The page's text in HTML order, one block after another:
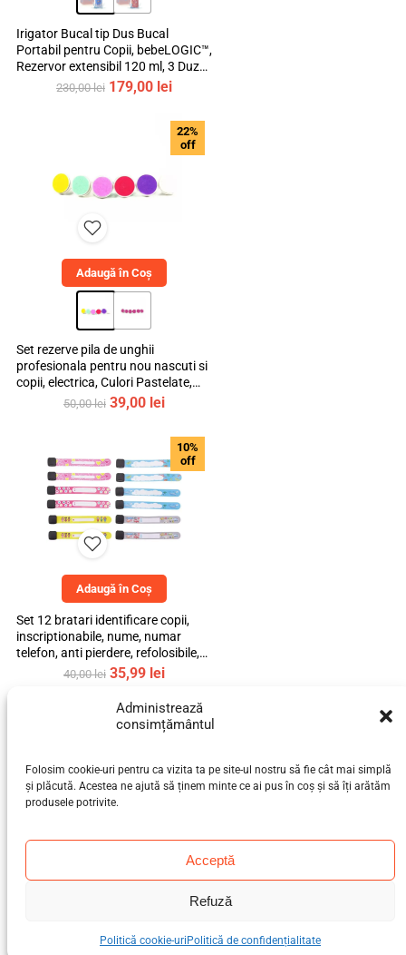
Administrează
consimțământul
Folosim cookie-uri pentru ca vizita ta pe site-ul nostru să fie cât mai simplă
și plăcută. Acestea ne ajută să ținem minte ce ai pus în coș și să îți arătăm
produsele potrivite.
Acceptă
Refuză
Politică cookie-uri Politică de confidențialitate
Irigator Bucal tip Dus Bucal
Portabil pentru Copii, bebeLOGIC™,
Rezervor extensibil 120 ml, 3 Duze
Incluse, Materiale Non-Toxice
230,00lei Prețul
230,00 lei.
179,00 leiPrețul
este:
179,00 lei.
22%
off
Adaugă în Coș
Set rezerve pila de unghii
profesionala pentru nou nascuti si
copii, electrica, Culori Pastelate,
mediLOGIC™
50,00lei Prețul
50,00 lei.
39,00 leiPrețul
este:
39,00 lei.
10%
off
Adaugă în Coș
Set 12 bratari identificare copii,
inscriptionabile, nume, numar
telefon, anti pierdere, refolosibile,
multicolor, bebeLOGIC™
40,00lei Prețul
a
fost:
35,99 leiPrețul
este:
35,99 lei.
40%
off
bebeLOGIC™, irigator si lavaj nazal,
transparent, 10ml
lei Prețul
11,99leiPrețul